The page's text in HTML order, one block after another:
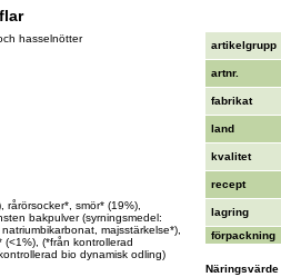
hasselnötter
artikelgrupp
artnr.
fabrikat
land
kvalitet
recept
lagring
förpackning
rårörsocker*, smör* (19%),
bakpulver (syrningsmedel:
majsstärkelse*),
(*från kontrollerad
bio dynamisk odling)
Näringsvärde